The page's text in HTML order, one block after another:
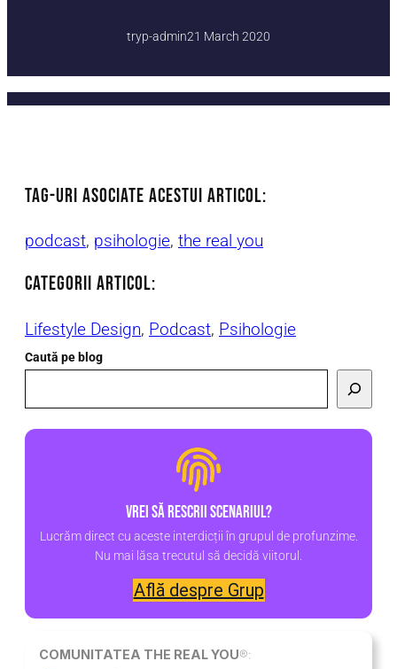
tryp-admin21 March 2020
TAG-uri asociate acestui articol:
podcast, psihologie, the real you
CATEGORII ARTICOl:
Lifestyle Design, Podcast, Psihologie
Caută pe blog
Vrei să rescrii scenariul?
Lucrăm direct cu aceste interdicții în grupul de profunzime.
Nu mai lăsa trecutul să decidă viitorul.
Află despre Grup
COMUNITATEA THE REAL YOU®: